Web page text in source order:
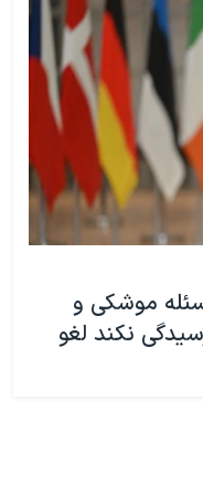
موشکی و
نکند لغو